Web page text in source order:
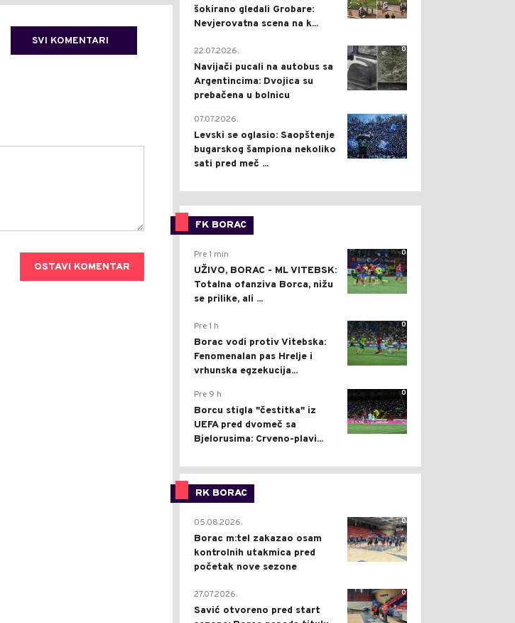
SVI KOMENTARI
OSTAVI KOMENTAR
šokirano gledali Grobare:
Nevjerovatna scena na k...
0
22.07.2026.
Navijači pucali na autobus sa
Argentincima: Dvojica su
prebačena u bolnicu
1
07.07.2026.
Levski se oglasio: Saopštenje
bugarskog šampiona nekoliko
sati pred meč ...
FK BORAC
0
Pre 1 min
UŽIVO, BORAC - ML VITEBSK:
Totalna ofanziva Borca, nižu
se prilike, ali ...
0
Pre 1 h
Borac vodi protiv Vitebska:
Fenomenalan pas Hrelje i
vrhunska egzekucija...
0
Pre 9 h
Borcu stigla "čestitka" iz
UEFA pred dvomeč sa
Bjelorusima: Crveno-plavi...
RK BORAC
0
05.08.2026.
Borac m:tel zakazao osam
kontrolnih utakmica pred
početak nove sezone
0
27.07.2026.
Savić otvoreno pred start